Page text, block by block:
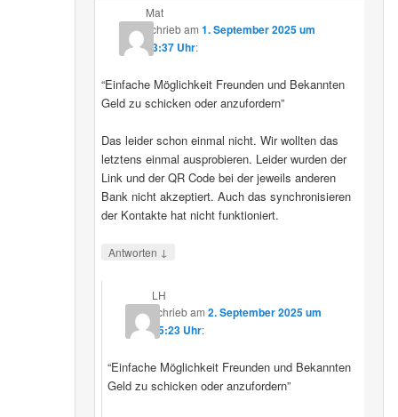
Mat
schriebam 1. September 2025 um
23:37 Uhr:
“Einfache Möglichkeit Freunden und Bekannten
Geld zu schicken oder anzufordern”
Das leider schon einmal nicht. Wir wollten das
letztens einmal ausprobieren. Leider wurden der
Link und der QR Code bei der jeweils anderen
Bank nicht akzeptiert. Auch das synchronisieren
der Kontakte hat nicht funktioniert.
Antworten ↓
LH
schriebam2. September 2025 um
15:23 Uhr:
“Einfache Möglichkeit Freunden und Bekannten
Geld zu schicken oder anzufordern”